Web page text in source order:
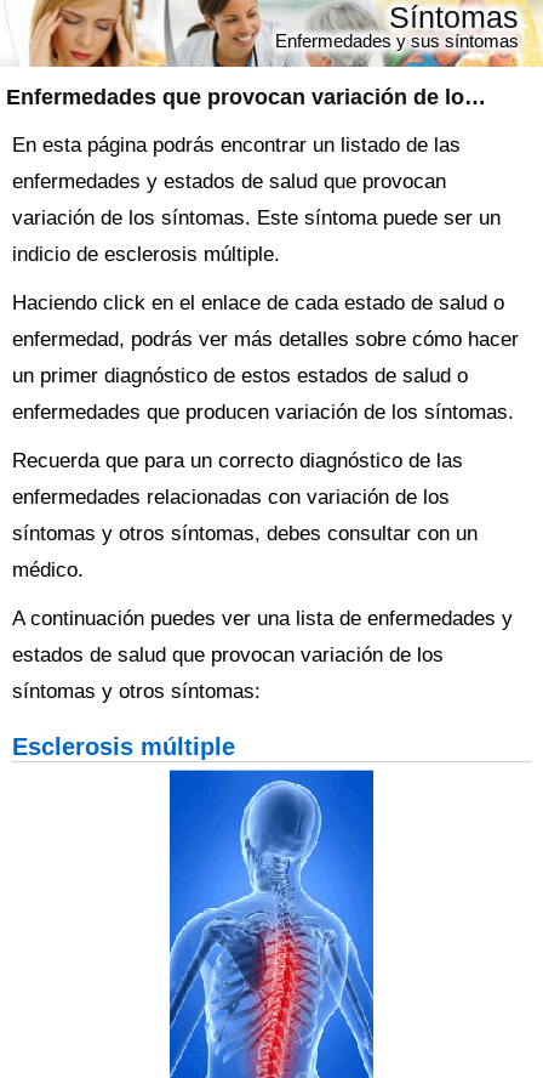
Enfermedades que provocan variación de los síntomas
Síntomas
Enfermedades y sus síntomas
En esta página podrás encontrar un listado de las
enfermedades y estados de salud que provocan
variación de los síntomas. Este síntoma puede ser un
indicio de esclerosis múltiple.
Haciendo click en el enlace de cada estado de salud o
enfermedad, podrás ver más detalles sobre cómo hacer
un primer diagnóstico de estos estados de salud o
enfermedades que producen variación de los síntomas.
Recuerda que para un correcto diagnóstico de las
enfermedades relacionadas con variación de los
síntomas y otros síntomas, debes consultar con un
médico.
A continuación puedes ver una lista de enfermedades y
estados de salud que provocan variación de los
síntomas y otros síntomas:
Esclerosis múltiple